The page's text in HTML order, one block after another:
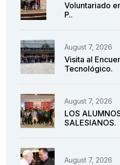
Voluntariado
P..
August 7, 2026
Visita al
Tecnológico.
August 7, 2026
LOS
SALESIANOS.
August 7, 2026